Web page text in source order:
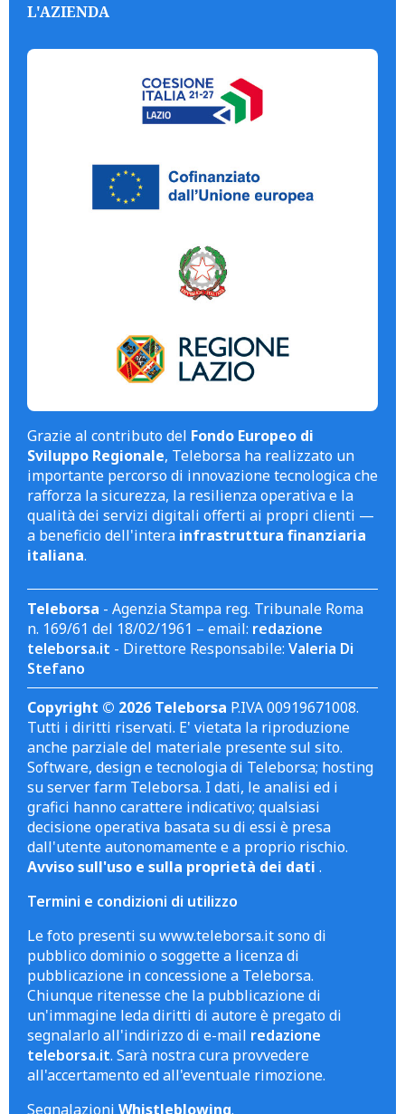
L'AZIENDA
Grazie al contributo del Fondo Europeo di
Sviluppo Regionale, Teleborsa ha realizzato un
importante percorso di innovazione tecnologica che
rafforza la sicurezza, la resilienza operativa e la
qualità dei servizi digitali offerti ai propri clienti —
a beneficio dell'intera infrastruttura finanziaria
italiana.
Teleborsa - Agenzia Stampa reg. Tribunale Roma
n. 169/61 del 18/02/1961 – email: redazione
teleborsa.it - Direttore Responsabile: Valeria Di
Stefano
Copyright © 2026 Teleborsa P.IVA 00919671008.
Tutti i diritti riservati. E' vietata la riproduzione
anche parziale del materiale presente sul sito.
Software, design e tecnologia di Teleborsa; hosting
su server farm Teleborsa. I dati, le analisi ed i
grafici hanno carattere indicativo; qualsiasi
decisione operativa basata su di essi è presa
dall'utente autonomamente e a proprio rischio.
Avviso sull'uso e sulla proprietà dei dati .
Termini e condizioni di utilizzo
Le foto presenti su www.teleborsa.it sono di
pubblico dominio o soggette a licenza di
pubblicazione in concessione a Teleborsa.
Chiunque ritenesse che la pubblicazione di
un'immagine leda diritti di autore è pregato di
segnalarlo all'indirizzo di e-mail redazione
teleborsa.it. Sarà nostra cura provvedere
all'accertamento ed all'eventuale rimozione.
Segnalazioni Whistleblowing.